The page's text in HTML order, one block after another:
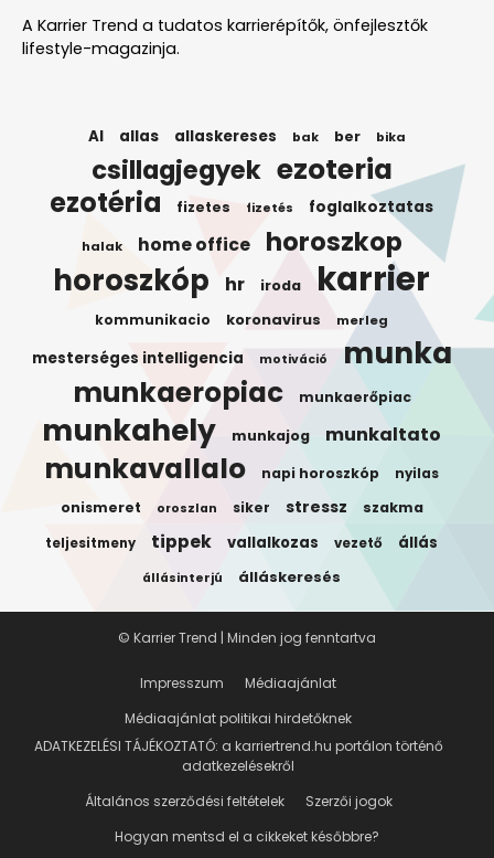
A Karrier Trend a tudatos karrierépítők, önfejlesztők
lifestyle-magazinja.
AI allas allaskereses bak ber bika
csillagjegyek ezoteria
ezotéria fizetes fizetés foglalkoztatas
halak home office horoszkop
horoszkóp hr iroda karrier
kommunikacio koronavirus merleg
mesterséges intelligencia motiváció munka
munkaeropiac munkaerőpiac
munkahely munkajog munkaltato
munkavallalo napi horoszkóp nyilas
onismeret oroszlan siker stressz szakma
teljesitmeny tippek vallalkozas vezető állás
állásinterjú álláskeresés
Impresszum
Médiaajánlat
Médiaajánlat politikai hirdetőknek
ADATKEZELÉSI TÁJÉKOZTATÓ: a karriertrend.hu portálon történő
adatkezelésekről
Általános szerződési feltételek
Szerzői jogok
Hogyan mentsd el a cikkeket későbbre?
© Karrier Trend | Minden jog fenntartva